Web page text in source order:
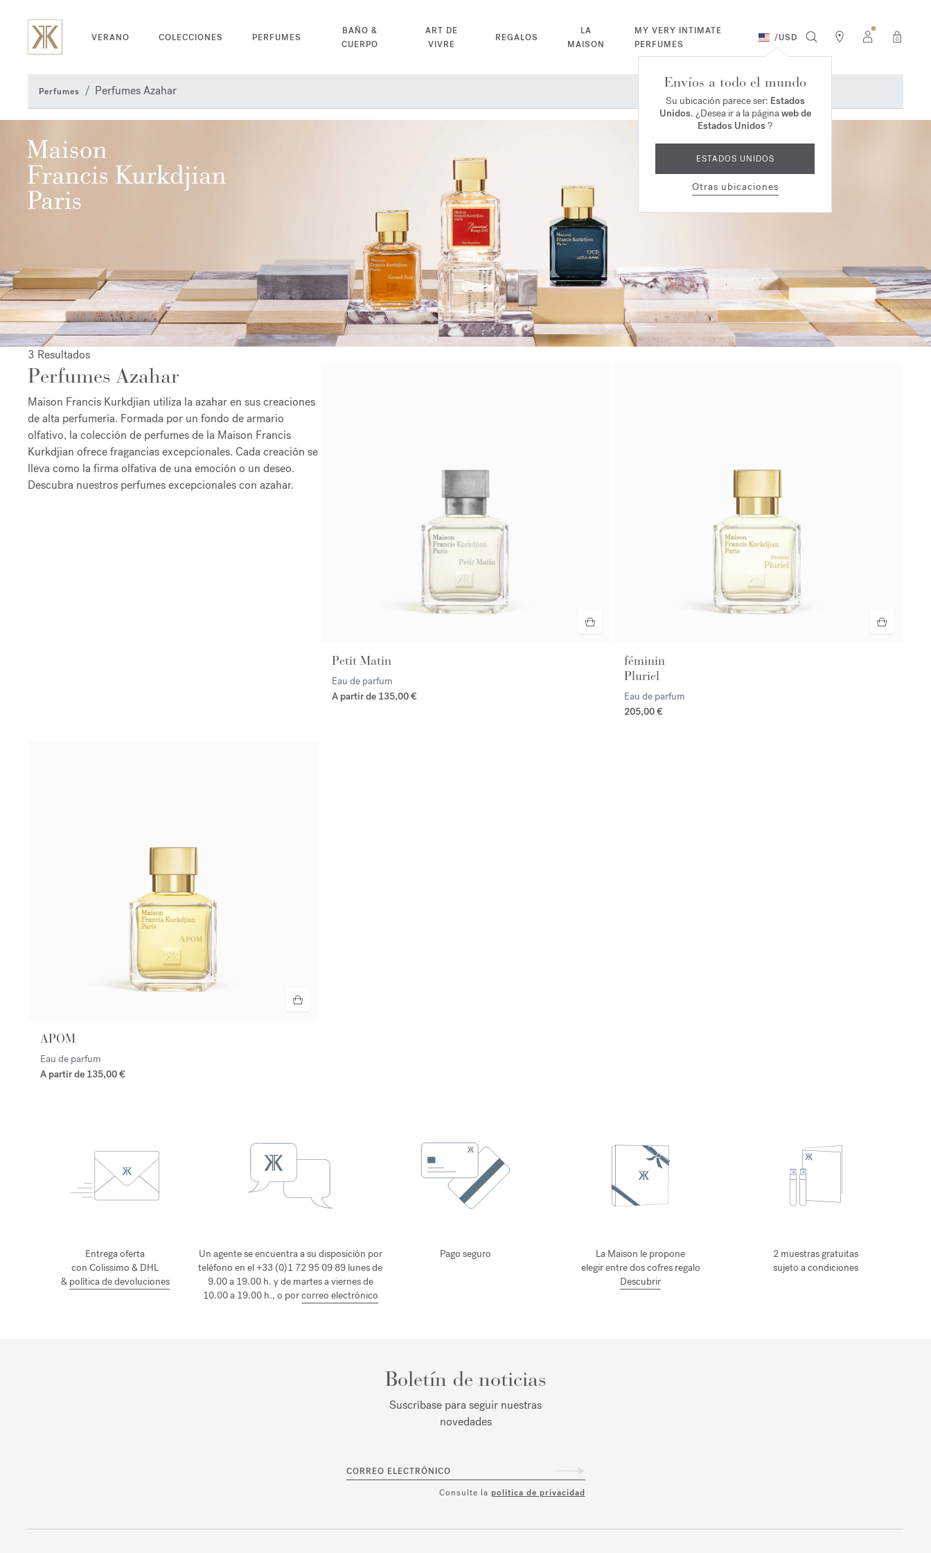
VERANO COLECCIONES PERFUMES
BAÑO &
CUERPO
ART DE
VIVRE
REGALOS
LA
MAISON
MY VERY INTIMATE
PERFUMES
/USD 0
Envíos a todo el mundo
Su ubicación parece ser: Estados
Unidos. ¿Desea ir a la páginaweb de
Estados Unidos ?
ESTADOS UNIDOS
Otras ubicaciones
Perfumes Perfumes Azahar
3 Resultados
Perfumes Azahar
Maison Francis Kurkdjian utiliza la azahar en sus creaciones
de alta perfumería. Formada por un fondo de armario
olfativo, la colección de perfumes de la Maison Francis
Kurkdjian ofrece fragancias excepcionales. Cada creación se
lleva como la firma olfativa de una emoción o un deseo.
Descubra nuestros perfumes excepcionales con azahar.
Petit Matin
Eau de parfum
A partir de 135,00 €
féminin
Pluriel
Eau de parfum
205,00 €
APOM
Eau de parfum
A partir de 135,00 €
Entrega oferta
con Colissimo & DHL
& política de devoluciones
Un agente se encuentra a su disposición por
teléfono en el +33 (0)1 72 95 09 89 lunes de
9.00 a 19.00 h. y de martes a viernes de
10.00 a 19.00 h., o porcorreo electrónico
Pago seguro
La Maison le propone
elegir entre dos cofres regalo
Descubrir
2 muestras gratuitas
sujeto a condiciones
Boletín de noticias
Suscríbase para seguir nuestras
novedades
CORREO ELECTRÓNICO
Consulte la política de privacidad